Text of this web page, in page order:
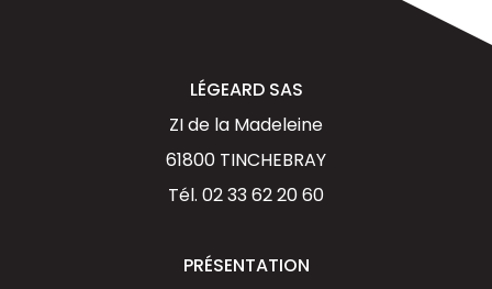
LÉGEARD SAS
ZI de la Madeleine
61800 TINCHEBRAY
Tél. 02 33 62 20 60
PRÉSENTATION